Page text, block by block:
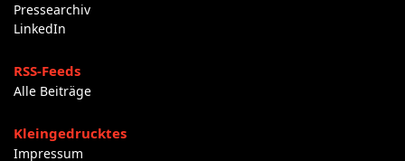
Pressearchiv
LinkedIn
RSS-Feeds
Alle Beiträge
Kleingedrucktes
Impressum